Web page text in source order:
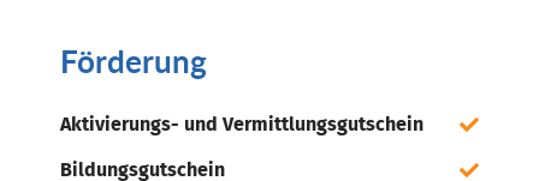
Förderung
Aktivierungs- und Vermittlungsgutschein
Bildungsgutschein